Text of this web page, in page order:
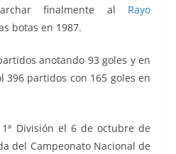
finalmente al Rayo
botas en 1987.
anotando 93 goles y en
partidos con 165 goles en
División el 6 de octubre de
del Campeonato Nacional de